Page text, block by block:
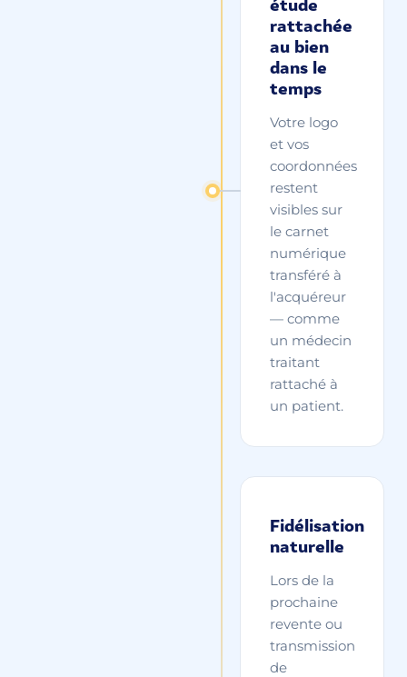
rattachée
au bien
dans le
temps
Votre logo
et vos
coordonnées
restent
visibles sur
le carnet
numérique
transféré à
l'acquéreur
— comme
un médecin
traitant
rattaché à
un patient.
Fidélisation
naturelle
Lors de la
prochaine
revente ou
transmission
de